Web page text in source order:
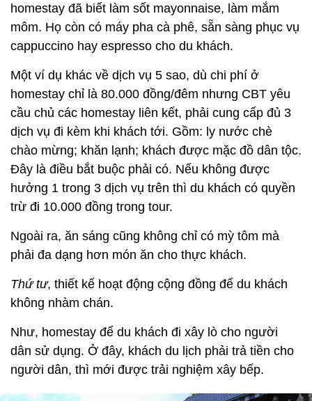
homestay đã biết làm sốt mayonnaise, làm mắm
môm. Họ còn có máy pha cà phê, sẵn sàng phục vụ
cappuccino hay espresso cho du khách.
Một ví dụ khác về dịch vụ 5 sao, dù chi phí ở
homestay chỉ là 80.000 đồng/đêm nhưng CBT yêu
cầu chủ các homestay liên kết, phải cung cấp đủ 3
dịch vụ đi kèm khi khách tới. Gồm: ly nước chè
chào mừng; khăn lạnh; khách được mặc đồ dân tộc.
Đây là điều bắt buộc phải có. Nếu không được
hưởng 1 trong 3 dịch vụ trên thì du khách có quyền
trừ đi 10.000 đồng trong tour.
Ngoài ra, ăn sáng cũng không chỉ có mỳ tôm mà
phải đa dạng hơn món ăn cho thực khách.
Thứ tư, thiết kế hoạt động cộng đồng để du khách
không nhàm chán.
Như, homestay để du khách đi xây lò cho người
dân sử dụng. Ở đây, khách du lịch phải trả tiền cho
người dân, thì mới được trải nghiệm xây bếp.